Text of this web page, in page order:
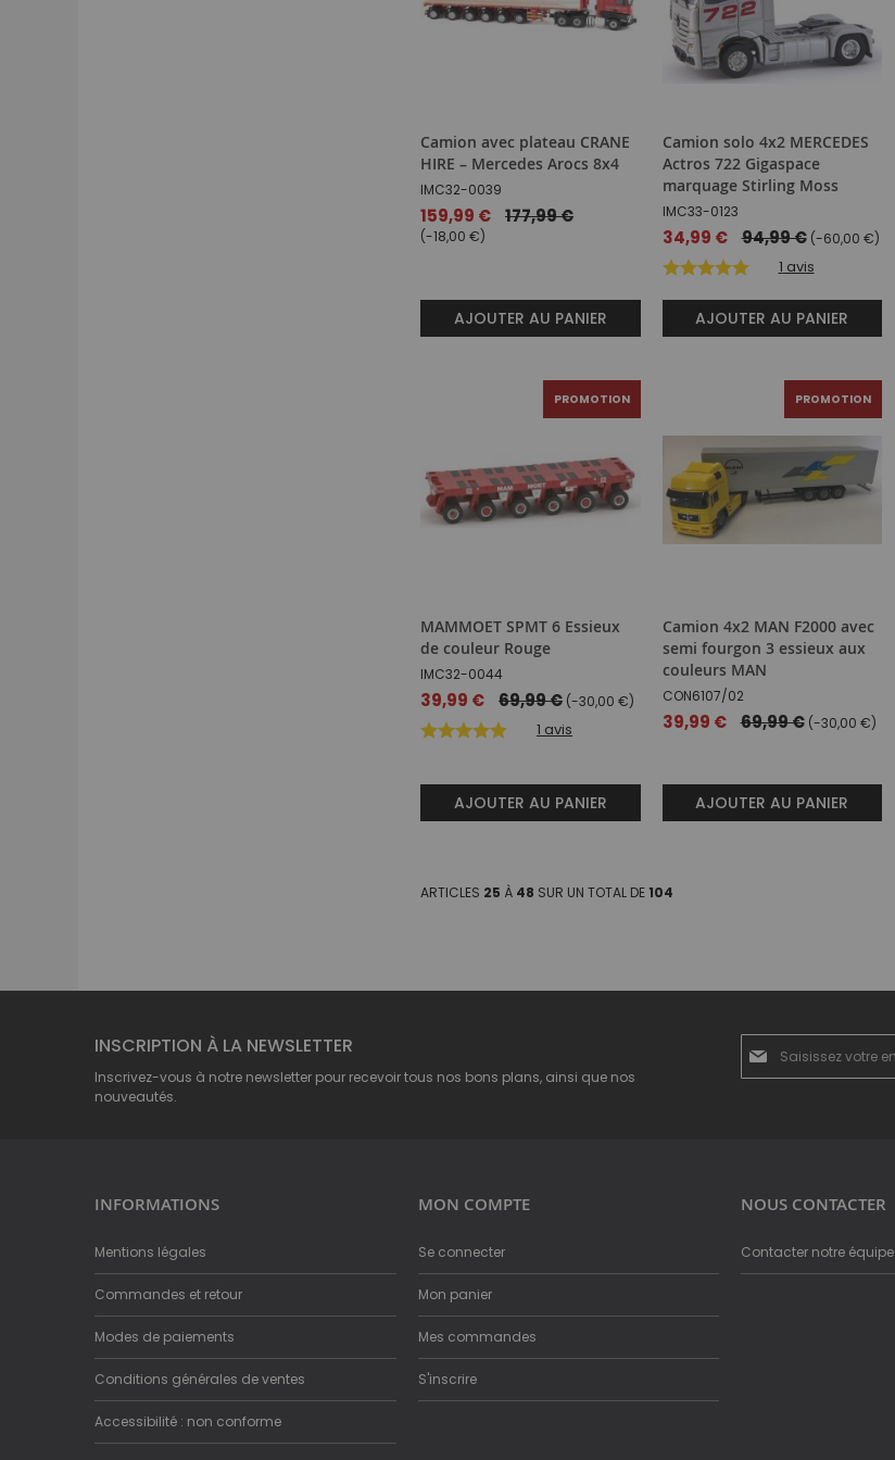
Camion avec plateau CRANE
HIRE – Mercedes Arocs 8x4
IMC32-0039
Prix
spécial
159,99 € 177,99 €
(-18,00 €)
AJOUTER AU PANIER
Camion solo 4x2 MERCEDES
Actros 722 Gigaspace
marquage Stirling Moss
IMC33-0123
Prix
34,99 € 94,99 € (-60,00 €)
1 avis
AJOUTER AU PANIER
PROMOTION
MAMMOET SPMT 6 Essieux
de couleur Rouge
IMC32-0044
Prix
spécial
39,99 € 69,99 € (-30,00 €)
1 avis
AJOUTER AU PANIER
PROMOTION
Camion 4x2 MAN F2000 avec
semi fourgon 3 essieux aux
couleurs MAN
CON6107/02
Prix
39,99 € 69,99 € (-30,00 €)
AJOUTER AU PANIER
ARTICLES 25 À 48 SUR UN TOTAL DE 104
INSCRIPTION À LA NEWSLETTER
Inscrivez-vous à notre newsletter pour recevoir tous nos bons plans, ainsi que nos
nouveautés.
notre
INFORMATIONS
Mentions légales
Commandes et retour
Modes de paiements
Conditions générales de ventes
Accessibilité : non conforme
MON COMPTE
Se connecter
Mon panier
Mes commandes
S'inscrire
NOUS CONTACTER
Contacter notre équipe